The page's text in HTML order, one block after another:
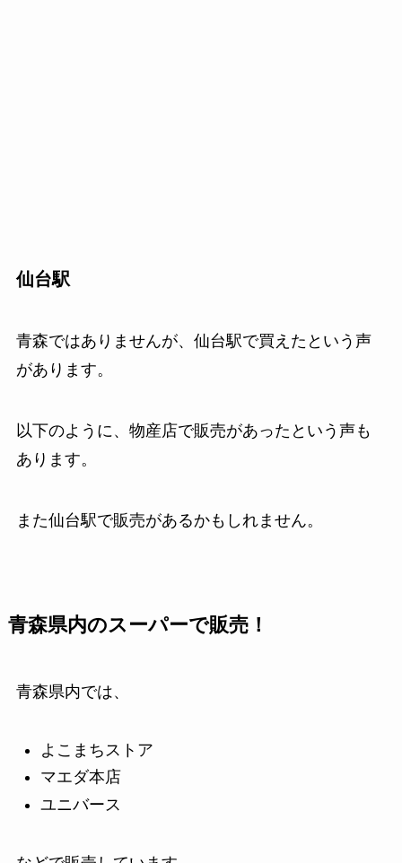
仙台駅
青森ではありませんが、仙台駅で買えたという声
があります。
以下のように、物産店で販売があったという声も
あります。
また仙台駅で販売があるかもしれません。
青森県内のスーパーで販売！
青森県内では、
よこまちストア
マエダ本店
ユニバース